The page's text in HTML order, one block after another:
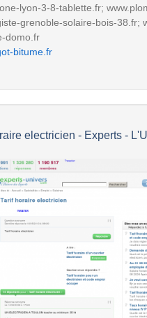
lyon-3-8-tablette.fr;
grenoble-solaire-bois-38.fr;
domo.fr
bitume.fr
electricien - Experts -